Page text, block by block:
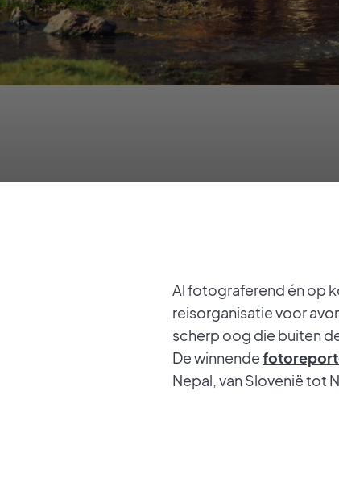
Al fotograferend én op
reisorganisatie voor
scherp oog die buiten
De winnende
Nepal, van Slovenië tot